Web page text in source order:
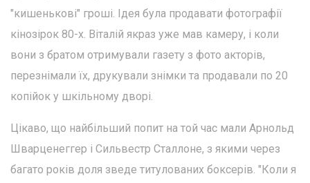
"кишенькові" гроші. Ідея була продавати фотографії
кінозірок 80-х. Віталій якраз уже мав камеру, і коли
вони з братом отримували газету з фото акторів,
перезнімали їх, друкували знімки та продавали по 20
копійок у шкільному дворі.
Цікаво, що найбільший попит на той час мали Арнольд
Шварценеггер і Сильвестр Сталлоне, з якими через
багато років доля зведе титулованих боксерів. "Коли я